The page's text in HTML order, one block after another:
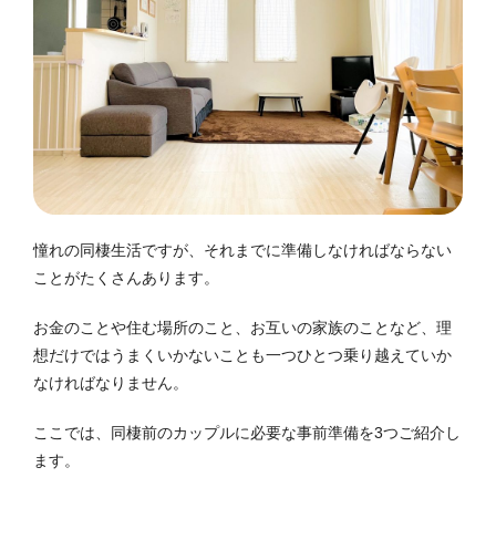
憧れの同棲生活ですが、それまでに準備しなければならない
ことがたくさんあります。
お金のことや住む場所のこと、お互いの家族のことなど、理
想だけではうまくいかないことも一つひとつ乗り越えていか
なければなりません。
ここでは、同棲前のカップルに必要な事前準備を3つご紹介し
ます。